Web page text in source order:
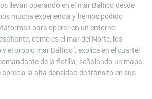
llevan operando en el mar Báltico desde
mucha experiencia y hemos podido
para operar en un entorno
como es el mar del Norte, los
el propio mar Báltico”, explica en el cuartel
de la flotilla, señalando un mapa
aprecia la alta densidad de tránsito en sus